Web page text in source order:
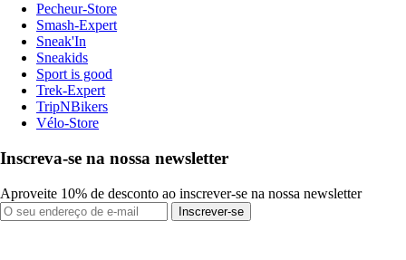
Pecheur-Store
Smash-Expert
Sneak'In
Sneakids
Sport is good
Trek-Expert
TripNBikers
Vélo-Store
Inscreva-se na nossa newsletter
Aproveite 10% de desconto ao inscrever-se na nossa newsletter
Inscrever-se